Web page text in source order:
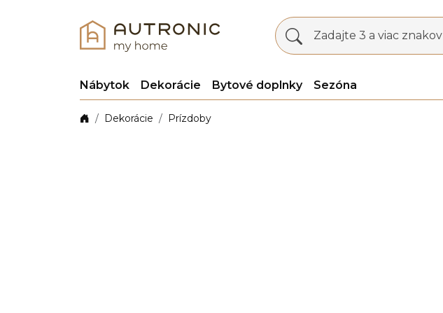
Zadajte 3 a viac znakov
Nábytok Dekorácie Bytové doplnky Sezóna
Dekorácie Prízdoby